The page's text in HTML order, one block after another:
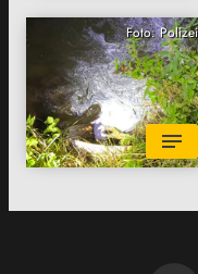
Foto: Polizei